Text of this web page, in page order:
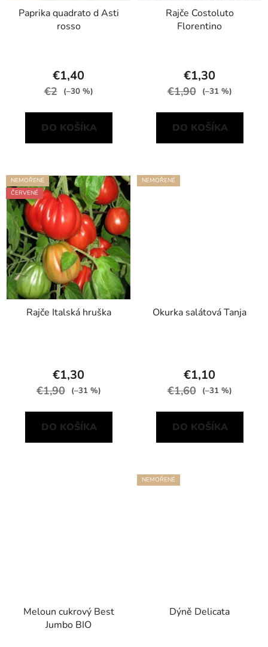
Paprika quadrato d Asti
rosso
€1,40
€2 (–30 %)
DO KOŠÍKA
Rajče Costoluto
Florentino
€1,30
€1,90 (–31 %)
DO KOŠÍKA
NEMOŘENÉ
ČERVENÉ
Rajče Italská hruška
€1,30
€1,90 (–31 %)
DO KOŠÍKA
NEMOŘENÉ
Okurka salátová Tanja
€1,10
€1,60 (–31 %)
DO KOŠÍKA
Meloun cukrový Best
Jumbo BIO
NEMOŘENÉ
Dýně Delicata